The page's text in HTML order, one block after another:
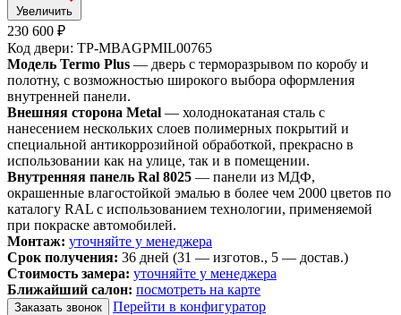
Увеличить
230 600 ₽
Код двери: TP-MBAGPMIL00765
Модель Termo Plus — дверь с терморазрывом по коробу и
полотну, с возможностью широкого выбора оформления
внутренней панели.
Внешняя сторона Metal — холоднокатаная сталь с
нанесением нескольких слоев полимерных покрытий и
специальной антикоррозийной обработкой, прекрасно в
использовании как на улице, так и в помещении.
Внутренняя панель Ral 8025 — панели из МДФ,
окрашенные влагостойкой эмалью в более чем 2000 цветов по
каталогу RAL с использованием технологии, применяемой
при покраске автомобилей.
Монтаж: уточняйте у менеджера
Срок получения: 36 дней (31 — изготов., 5 — достав.)
Стоимость замера: уточняйте у менеджера
Ближайший салон: посмотреть на карте
Заказать звонок
Перейти в конфигуратор